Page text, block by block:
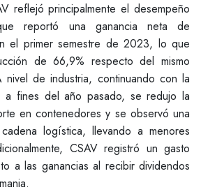
reflejó principalmente el desempeño
reportó una ganancia neta de
el primer semestre de 2023, lo que
de 66,9% respecto del mismo
de industria, continuando con la
a fines del año pasado, se redujo la
en contenedores y se observó una
logística, llevando a menores
CSAV registró un gasto
a las ganancias al recibir dividendos